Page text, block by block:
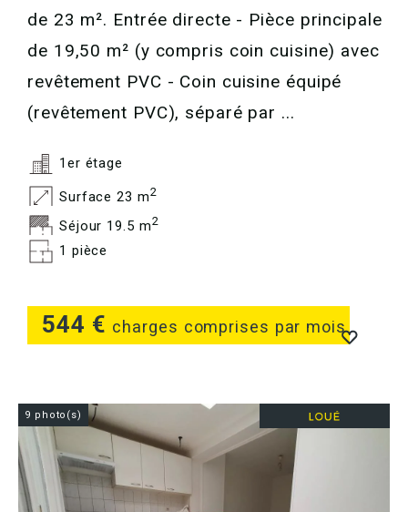
544 € charges comprises par mois
de 23 m². Entrée directe - Pièce principale
de 19,50 m² (y compris coin cuisine) avec
revêtement PVC - Coin cuisine équipé
(revêtement PVC), séparé par ...
1er étage
Surface 23 m2
Séjour 19.5 m2
1 pièce
9 photo(s)